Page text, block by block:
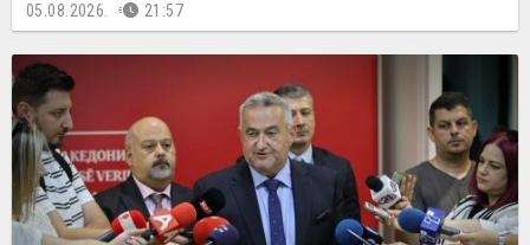
05.08.2026. 21:57